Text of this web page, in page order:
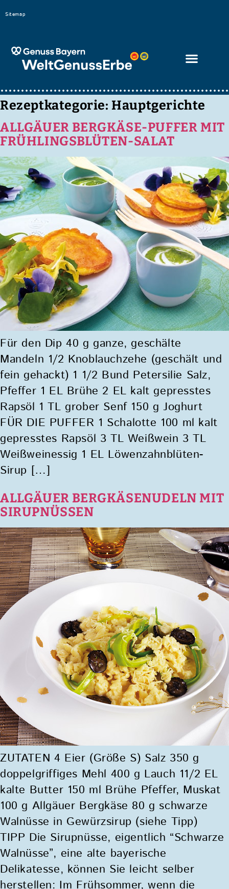
dass
diese
Seite
ein
Zugänglichkeitssystem
verwendet.
Sitemap
Rezeptkategorie: Hauptgerichte
ALLGÄUER BERGKÄSE-PUFFER MIT
FRÜHLINGSBLÜTEN-SALAT
Für den Dip 40 g ganze, geschälte
Mandeln 1/2 Knoblauchzehe (geschält und
fein gehackt) 1 1/2 Bund Petersilie Salz,
Pfeffer 1 EL Brühe 2 EL kalt gepresstes
Rapsöl 1 TL grober Senf 150 g Joghurt
FÜR DIE PUFFER 1 Schalotte 100 ml kalt
gepresstes Rapsöl 3 TL Weißwein 3 TL
Weißweinessig 1 EL Löwenzahnblüten-
Sirup […]
ALLGÄUER BERGKÄSENUDELN MIT
SIRUPNÜSSEN
ZUTATEN 4 Eier (Größe S) Salz 350 g
doppelgriffiges Mehl 400 g Lauch 11/2 EL
kalte Butter 150 ml Brühe Pfeffer, Muskat
100 g Allgäuer Bergkäse 80 g schwarze
Walnüsse in Gewürzsirup (siehe Tipp)
TIPP Die Sirupnüsse, eigentlich “Schwarze
Walnüsse”, eine alte bayerische
Delikatesse, können Sie leicht selber
herstellen: Im Frühsommer, wenn die